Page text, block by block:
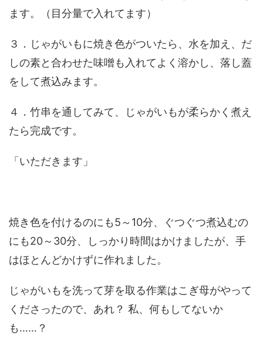
ます。（目分量で入れてます）
３．じゃがいもに焼き色がついたら、水を加え、だ
しの素と合わせた味噌も入れてよく溶かし、落し蓋
をして煮込みます。
４．竹串を通してみて、じゃがいもが柔らかく煮え
たら完成です。
「いただきます」
焼き色を付けるのにも5～10分、ぐつぐつ煮込むの
にも20～30分、しっかり時間はかけましたが、手
はほとんどかけずに作れました。
じゃがいもを洗って芽を取る作業はこぎ母がやって
くださったので、あれ？ 私、何もしてないか
も……？